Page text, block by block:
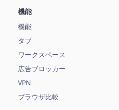
機能
機能
タブ
ワークスペース
広告ブロッカー
VPN
ブラウザ比較